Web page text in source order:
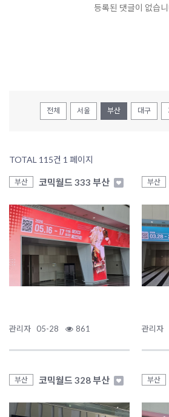
등록된 댓글이 없습
전체 서울 부산 대구
TOTAL 115건 1 페이지
부산 코믹월드 333 부산
관리자 05-28 861
부산
관리자
부산 코믹월드 328 부산 부산